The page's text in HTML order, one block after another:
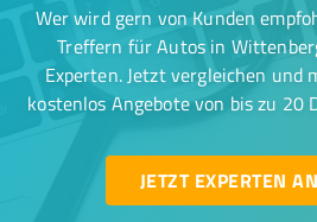
Wer wird gern von Kunden
Treffern für Autos in
Experten. Jetzt vergleichen und
kostenlos Angebote von bis zu 20
JETZT EXPERTEN